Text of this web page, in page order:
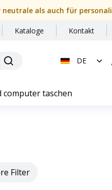
neutrale als auch für
Kataloge Kontakt
DE
computer taschen
Filter